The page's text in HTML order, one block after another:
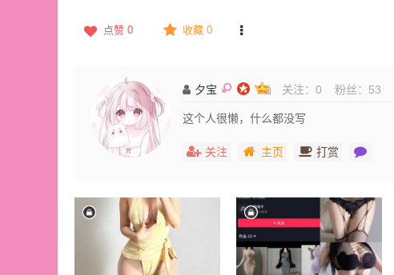
点赞 0 收藏 0
夕宝 关注： 0 粉丝： 53
这个人很懒，什么都没写
关注 主页 打赏